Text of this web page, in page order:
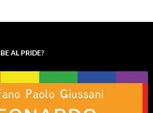
AL PRIDE?